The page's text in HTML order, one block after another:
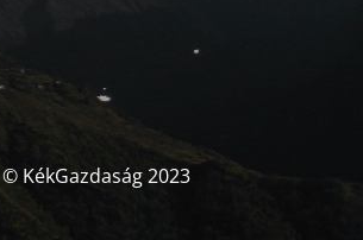
© KékGazdaság 2023